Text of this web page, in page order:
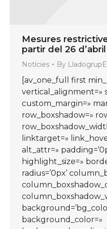
Mesures
partir del 26 d’abril
Notícies By
[av_one_full first
vertical_alignment=»
custom_margin=»
row_boxshadow=»
linktarget=»
alt_attr=»
highlight_size=»
radius=’0px’
background_color=»